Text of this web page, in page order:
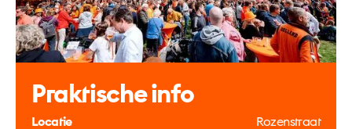
Praktische info
Locatie Rozenstraat